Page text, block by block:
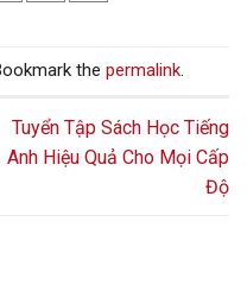
the permalink.
Tuyển Tập Sách Học Tiếng
Anh Hiệu Quả Cho Mọi Cấp
Độ